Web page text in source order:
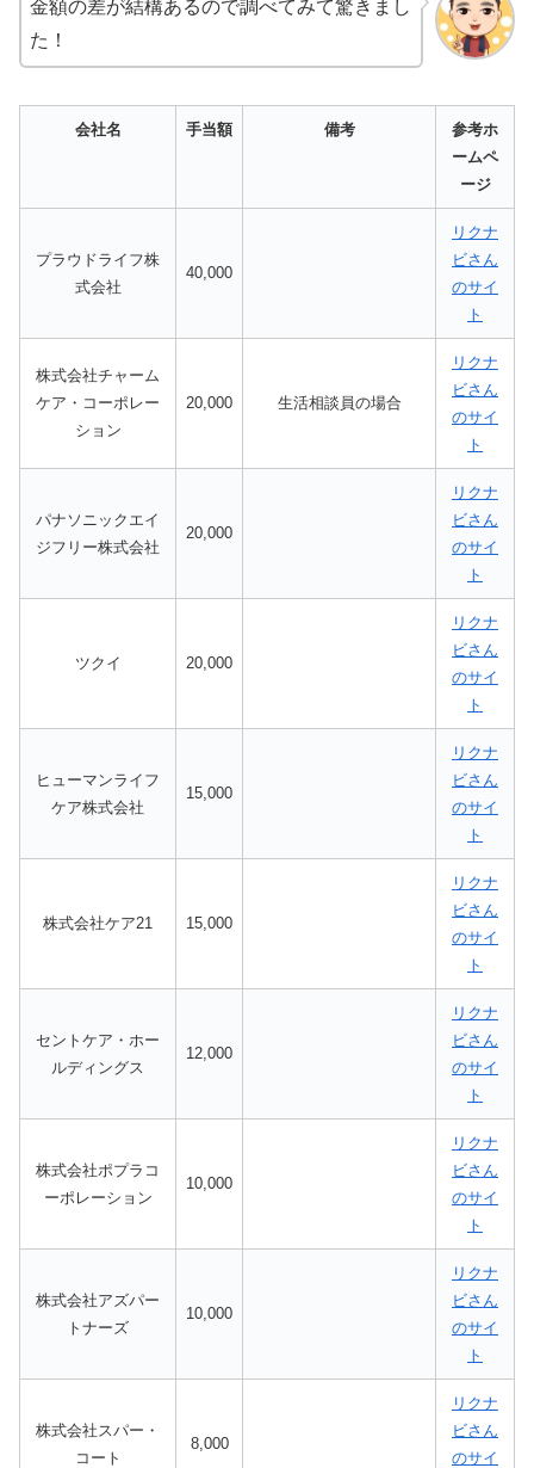
金額の差が結構あるので調べてみて驚きまし
た！
会社名 手当額 備考
参考ホ
ームペ
ージ
プラウドライフ株
式会社
40,000
リクナ
ビさん
のサイ
ト
株式会社チャーム
ケア・コーポレー
ション
20,000 生活相談員の場合
リクナ
ビさん
のサイ
ト
パナソニックエイ
ジフリー株式会社
20,000
リクナ
ビさん
のサイ
ト
ツクイ 20,000
リクナ
ビさん
のサイ
ト
ヒューマンライフ
ケア株式会社
15,000
リクナ
ビさん
のサイ
ト
株式会社ケア21 15,000
リクナ
ビさん
のサイ
ト
セントケア・ホー
ルディングス
12,000
リクナ
ビさん
のサイ
ト
株式会社ポプラコ
ーポレーション
10,000
リクナ
ビさん
のサイ
ト
株式会社アズパー
トナーズ
10,000
リクナ
ビさん
のサイ
ト
株式会社スパー・
コート
8,000
リクナ
ビさん
のサイ